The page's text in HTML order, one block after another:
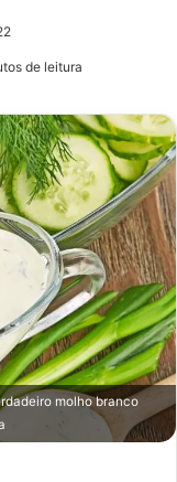
de leitura
molho branco